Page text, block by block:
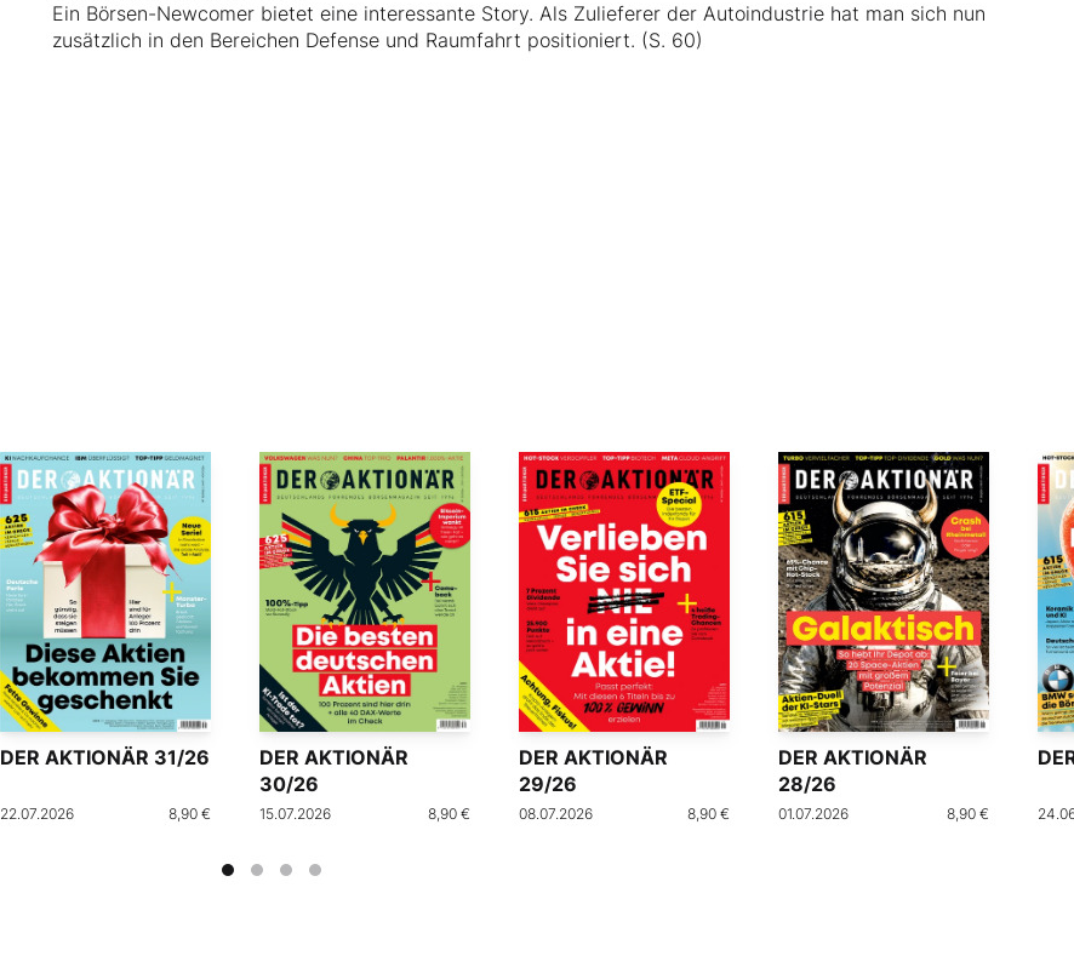
Ein Börsen-Newcomer bietet eine interessante Story. Als Zulieferer der Autoindustrie hat man sich nun
zusätzlich in den Bereichen Defense und Raumfahrt positioniert. (S. 60)
DER AKTIONÄR 31/26
22.07.2026 8,90 €
DER AKTIONÄR
30/26
15.07.2026 8,90 €
DER AKTIONÄR
29/26
08.07.2026 8,90 €
DER AKTIONÄR
28/26
01.07.2026 8,90 €